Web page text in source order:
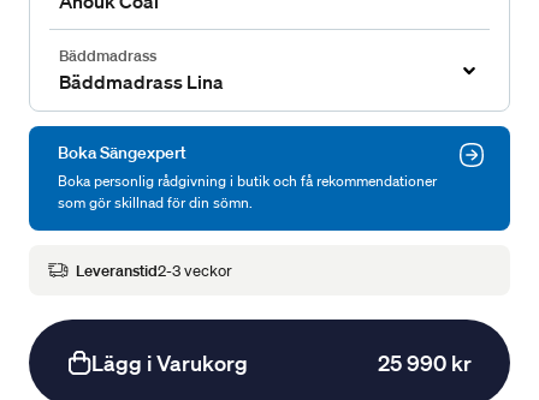
Bäddmadrass
Bäddmadrass Lina
Boka Sängexpert
Boka personlig rådgivning i butik och få rekommendationer
som gör skillnad för din sömn.
Leveranstid2-3 veckor
Lägg i Varukorg 25 990 kr